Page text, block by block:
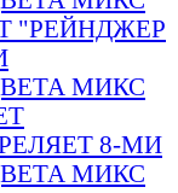
"РЕЙНДЖЕР
МИКС
8-МИ
МИКС